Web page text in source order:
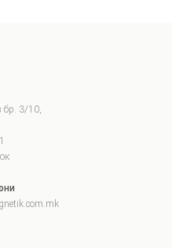
бр. 3/10,